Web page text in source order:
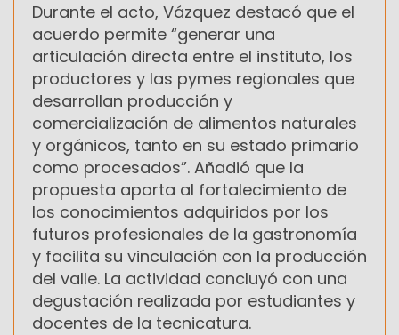
Durante el acto, Vázquez destacó que el
acuerdo permite “generar una
articulación directa entre el instituto, los
productores y las pymes regionales que
desarrollan producción y
comercialización de alimentos naturales
y orgánicos, tanto en su estado primario
como procesados”. Añadió que la
propuesta aporta al fortalecimiento de
los conocimientos adquiridos por los
futuros profesionales de la gastronomía
y facilita su vinculación con la producción
del valle. La actividad concluyó con una
degustación realizada por estudiantes y
docentes de la tecnicatura.